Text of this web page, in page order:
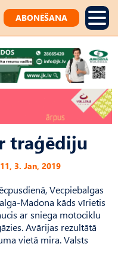
ABONĒŠANA
traģēdiju
3. Jan, 2019
Vecpiebalgas
Madona kāds vīrietis
ar sniega motociklu
Avārijas rezultātā
vietā mira. Valsts